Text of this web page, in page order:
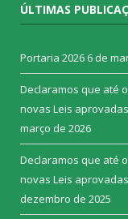
ÚLTIMAS
Portaria 2026 6 de
Declaramos que até
novas Leis
março de 2026
Declaramos que até
novas Leis
dezembro de 2025